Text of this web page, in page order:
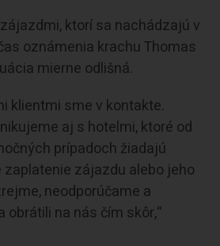
ktorí sa nachádzajú v
oznámenia krachu Thomas
mierne odlišná.
klientmi sme v kontakte.
aj s hotelmi, ktoré od
prípadoch žiadajú
zájazdu alebo jeho
neodporúčame a
obrátili na nás čím skôr,“